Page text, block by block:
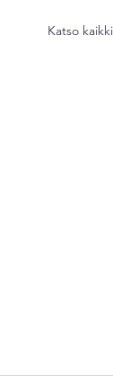
Katso kaikki